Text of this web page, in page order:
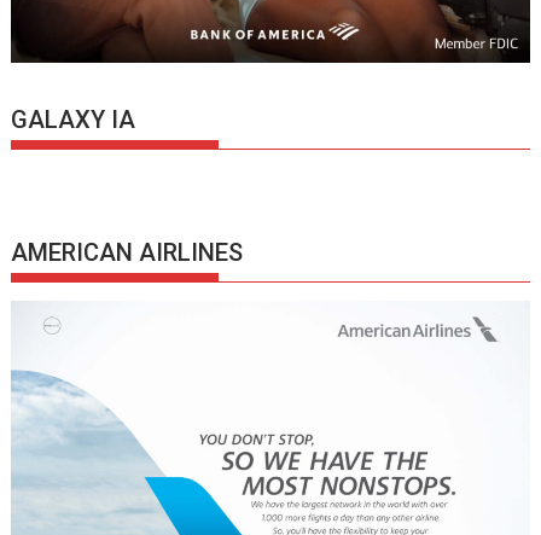
GALAXY IA
AMERICAN AIRLINES